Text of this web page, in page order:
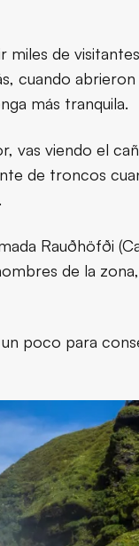
miles de
cuando
más tranquila.
vas viendo el
de troncos
Rauðhöfði
de la
poco para